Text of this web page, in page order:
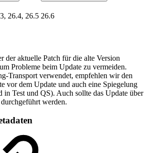
26.4, 26.5 26.6
der aktuelle Patch für die alte Version
Probleme beim Update zu vermeiden.
Transport verwendet, empfehlen wir den
vor dem Update und auch eine Spiegelung
in Test und QS). Auch sollte das Update über
werden.